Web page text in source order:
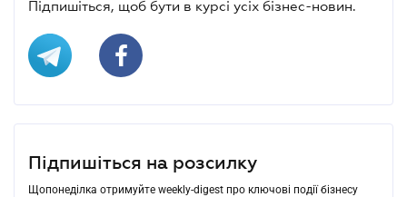
Підпишіться, щоб бути в курсі усіх бізнес-новин.
Підпишіться на розсилку
Щопонеділка отримуйте weekly-digest про ключові події бізнесу